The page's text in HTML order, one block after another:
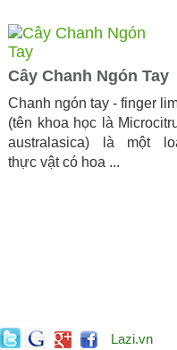
Cây Chanh Ngón Tay
Chanh ngón tay - finger
(tên khoa học là
australasica) là một
thực vật có hoa ...
Lazi.vn